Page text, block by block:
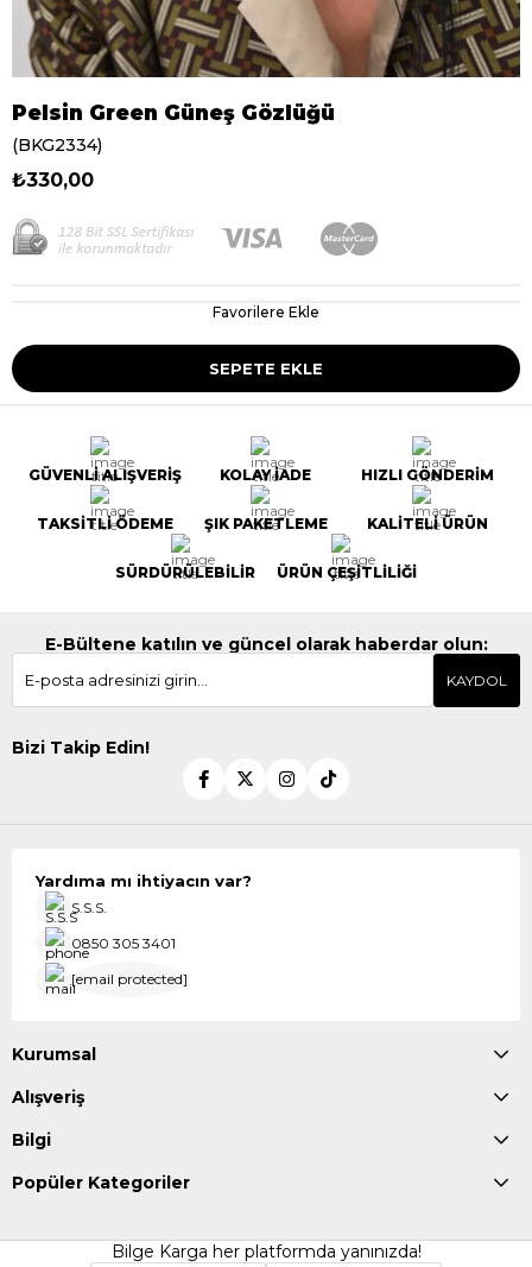
Pelsin Green Güneş Gözlüğü
(BKG2334)
₺330,00
Favorilere Ekle
GÜVENLİ ALIŞVERİŞ KOLAY İADE HIZLI GÖNDERİM
TAKSİTLİ ÖDEME ŞIK PAKETLEME KALİTELİ ÜRÜN
SÜRDÜRÜLEBİLİR ÜRÜN ÇEŞİTLİLİĞİ
E-Bültene katılın ve güncel olarak haberdar olun:
KAYDOL
Bizi Takip Edin!
Yardıma mı ihtiyacın var?
S.S.S.
0850 305 3401
[email protected]
Kurumsal
Alışveriş
Bilgi
Popüler Kategoriler
Bilge Karga her platformda yanınızda!